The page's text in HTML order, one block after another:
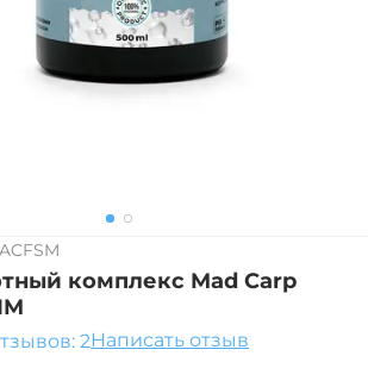
комплекс Mad Carp
2Написать отзыв